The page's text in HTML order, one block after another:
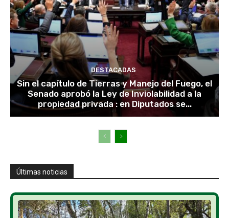
DESTACADAS
Sin el capítulo de Tierras y Manejo del Fuego, el
Senado aprobó la Ley de Inviolabilidad a la
propiedad privada : en Diputados se...
Últimas noticias